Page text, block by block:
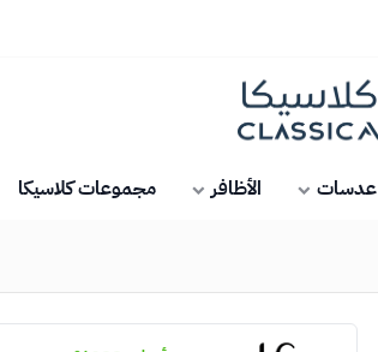
عدسات الأظافر مجموعات كلاسيكا